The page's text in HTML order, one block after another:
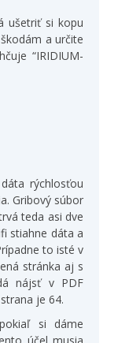
ušetriť si kopu
a určite
“IRIDIUM-
rýchlosťou
Gribový súbor
teda asi dve
stiahne dáta a
to isté v
stránka aj s
nájsť v PDF
je 64.
si dáme